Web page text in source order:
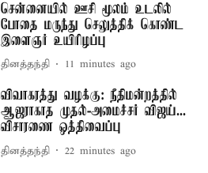
சென்னையில் ஊசி மூலம் உடலில்
போதை மருந்து செலுத்திக் கொண்ட
இளைஞர் உயிரிழப்பு
தினத்தந்தி 11 minutes ago
விவாகரத்து வழக்கு: நீதிமன்றத்தில்
ஆஜராகாத முதல்-அமைச்சர் விஜய்...
விசாரணை ஒத்திவைப்பு
தினத்தந்தி 22 minutes ago